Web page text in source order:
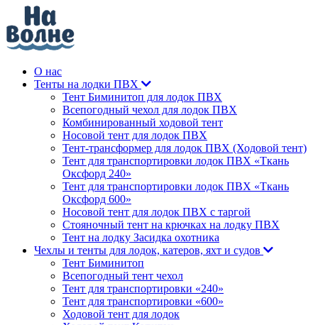
О нас
Тенты на лодки ПВХ
Тент Биминитоп для лодок ПВХ
Всепогодный чехол для лодок ПВХ
Комбинированный ходовой тент
Носовой тент для лодок ПВХ
Тент-трансформер для лодок ПВХ (Ходовой тент)
Тент для транспортировки лодок ПВХ «Ткань
Оксфорд 240»
Тент для транспортировки лодок ПВХ «Ткань
Оксфорд 600»
Носовой тент для лодок ПВХ с таргой
Стояночный тент на крючках на лодку ПВХ
Тент на лодку Засидка охотника
Чехлы и тенты для лодок, катеров, яхт и судов
Тент Биминитоп
Всепогодный тент чехол
Тент для транспортировки «240»
Тент для транспортировки «600»
Ходовой тент для лодок